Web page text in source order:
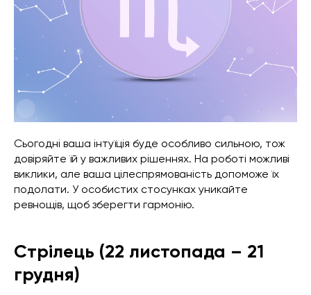
Сьогодні ваша інтуїція буде особливо сильною, тож
довіряйте їй у важливих рішеннях. На роботі можливі
виклики, але ваша цілеспрямованість допоможе їх
подолати. У особистих стосунках уникайте
ревнощів, щоб зберегти гармонію.
Стрілець (22 листопада – 21
грудня)